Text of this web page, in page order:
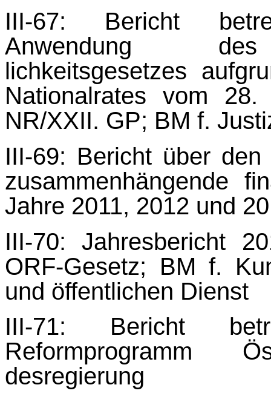
III-67: Bericht
Anwendung des
lichkeitsgesetzes
Nationalrates vom
NR/XXII. GP; BM f.
III-69: Bericht über
zusammenhängende
Jahre 2011, 2012 und
III-70: Jahresbericht
ORF-Gesetz; BM f.
und öffentlichen Dienst
III-71: Bericht
Reformprogramm
desregierung